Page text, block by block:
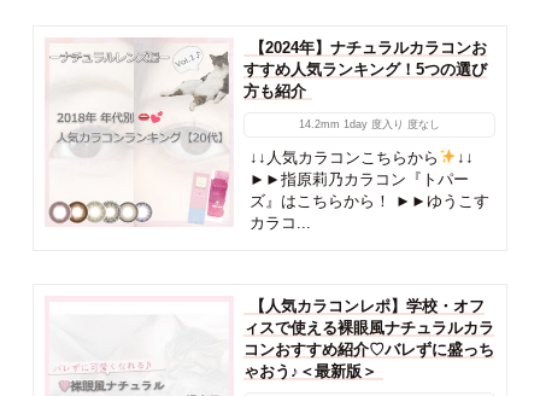
【2024年】ナチュラルカラコンお
すすめ人気ランキング！5つの選び
方も紹介
14.2mm 1day 度入り 度なし
↓↓人気カラコンこちらから
↓↓
►►指原莉乃カラコン『トパー
ズ』はこちらから！ ►►ゆうこす
カラコ...
【人気カラコンレポ】学校・オフ
ィスで使える裸眼風ナチュラルカラ
コンおすすめ紹介♡バレずに盛っち
ゃおう♪＜最新版＞